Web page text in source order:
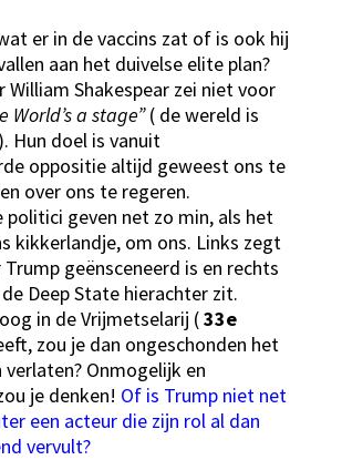
er in de vaccins zat of is ook hij
aan het duivelse elite plan?
William Shakespear zei niet voor
World’s a stage”( de wereld is
Hun doel is vanuit
oppositie altijd geweest ons te
over ons te regeren.
politici geven net zo min, als het
kikkerlandje, om ons. Links zegt
geënsceneerd is en rechts
Deep State hierachter zit.
in de Vrijmetselarij (33e
zou je dan ongeschonden het
verlaten? Onmogelijk en
je denken! Of is Trump niet net
een acteur die zijn rol al dan
vervult?